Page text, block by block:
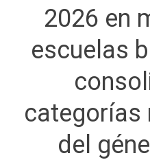
2026 en
escuelas
categorías
del